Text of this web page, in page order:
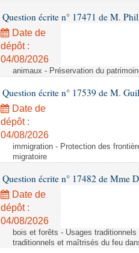
Question écrite n° 17471 de M.
Date de
dépôt :
04/08/2026
animaux - Préservation du
Question écrite n° 17539 de M.
Date de
dépôt :
04/08/2026
immigration - Protection des
migratoire
Question écrite n° 17482 de Mme
Date de
dépôt :
04/08/2026
bois et forêts - Usages
traditionnels et maîtrisés du feu